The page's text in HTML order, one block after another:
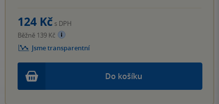
Do košíku
124 Kč s DPH
Běžně 139 Kč
Jsme transparentní